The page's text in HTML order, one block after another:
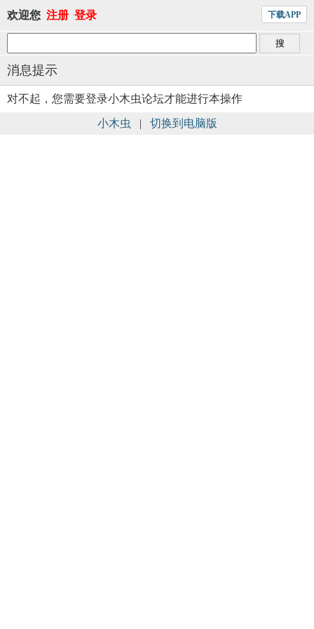
欢迎您 注册 登录 下载APP
消息提示
对不起，您需要登录小木虫论坛才能进行本操作
小木虫 | 切换到电脑版